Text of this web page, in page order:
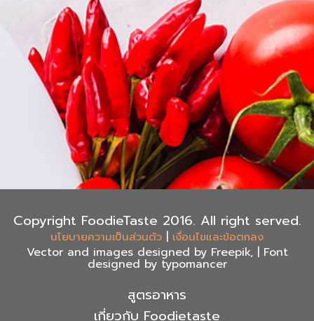
Copyright FoodieTaste 2016. All right served.
นโยบายความเป็นส่วนตัว | เงื่อนไขและข้อตกลง
Vector and images designed by Freepik, | Font
designed by typomancer
สูตรอาหาร
เกี่ยวกับ Foodietaste